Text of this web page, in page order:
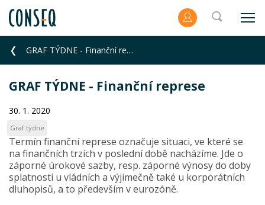
GRAF TÝDNE - Finanční represe
GRAF TÝDNE - Finanční represe
30. 1. 2020
Graf týdne
Termín finanční represe označuje situaci, ve které se
na finančních trzích v poslední době nacházíme. Jde o
záporné úrokové sazby, resp. záporné výnosy do doby
splatnosti u vládních a výjimečně také u korporátních
dluhopisů, a to především v eurozóně.